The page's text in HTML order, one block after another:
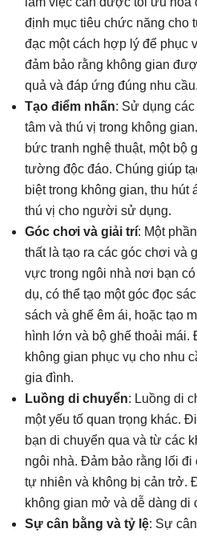
định mục tiêu chức năng cho
đạc một cách hợp lý để phục
đảm bảo rằng không gian
quả và đáp ứng đúng nhu cầu.
Tạo điểm nhấn: Sử dụng
tâm và thú vị trong không
bức tranh nghệ thuật, một bộ
tường độc đáo. Chúng giúp
biệt trong không gian, thu hút
thú vị cho người sử dụng.
Góc chơi và giải trí: Một
thất là tạo ra các góc chơi và
vực trong ngôi nhà nơi bạn
dụ, có thể tạo một góc đọc
sách và ghế êm ái, hoặc tạo
hình lớn và bộ ghế thoải mái.
không gian phục vụ cho nhu
gia đình.
Luồng di chuyển: Luồng di
một yếu tố quan trọng khác.
bạn di chuyển qua và từ các
ngôi nhà. Đảm bảo rằng lối đi
tự nhiên và không bị cản trở.
không gian mở và dễ dàng di
Sự cân bằng và tỷ lệ: Sự